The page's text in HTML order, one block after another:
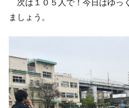
次は１０５人で！今日はゆっ
ましょう。